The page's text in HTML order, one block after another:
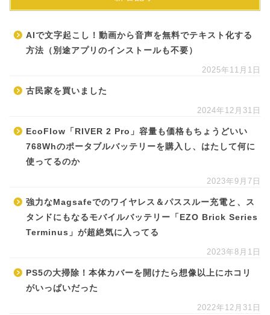
AIで文字起こし！動画から音声を無料でテキスト化する
方法（別途アプリのインストールも不要）
2025年11月1日
古民家を買いました
2024年12月31日
EcoFlow「RIVER 2 Pro」容量も価格もちょうどいい
768Whのポータブルバッテリーを購入し、はたして何に
使ってるのか
2023年9月7日
強力なMagsafeでのワイヤレス＆パススルー充電と、ス
タンドにもなるモバイルバッテリー「EZO Brick Series
Terminus」が超絶気に入ってる
2023年8月1日
PS5の大掃除！本体カバーを開けたら想像以上にホコリ
がいっぱいだった
2022年12月31日